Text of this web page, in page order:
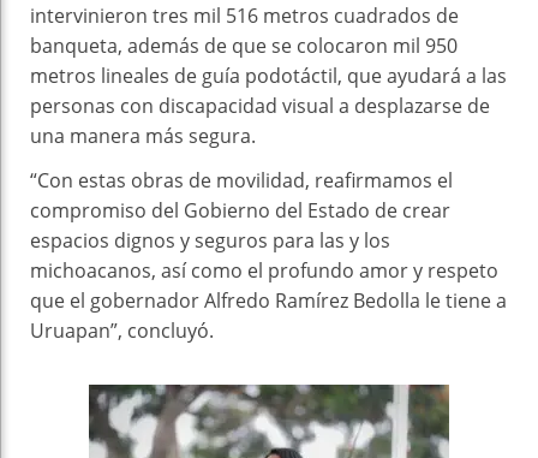
intervinieron tres mil 516 metros cuadrados de
banqueta, además de que se colocaron mil 950
metros lineales de guía podotáctil, que ayudará a las
personas con discapacidad visual a desplazarse de
una manera más segura.
“Con estas obras de movilidad, reafirmamos el
compromiso del Gobierno del Estado de crear
espacios dignos y seguros para las y los
michoacanos, así como el profundo amor y respeto
que el gobernador Alfredo Ramírez Bedolla le tiene a
Uruapan”, concluyó.